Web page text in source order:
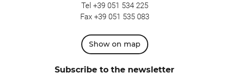
Tel +39 051 534 225
Fax +39 051 535 083
Show on map
Subscribe to the newsletter